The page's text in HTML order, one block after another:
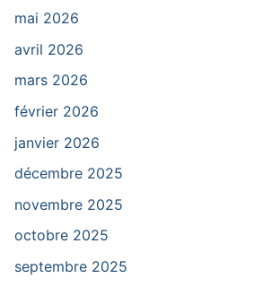
mai 2026
avril 2026
mars 2026
février 2026
janvier 2026
décembre 2025
novembre 2025
octobre 2025
septembre 2025